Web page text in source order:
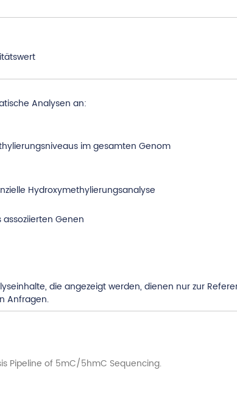
Analysen an:
im gesamten Genom
Hydroxymethylierungsanalyse
assoziierten Genen
die angezeigt werden, dienen nur zur
Anfragen.